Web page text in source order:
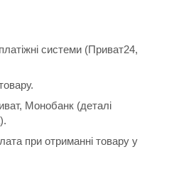
системи (Приват24,
Монобанк (деталі
при отриманні товару у